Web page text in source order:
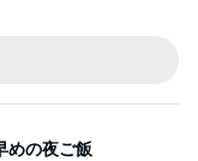
めの夜ご飯